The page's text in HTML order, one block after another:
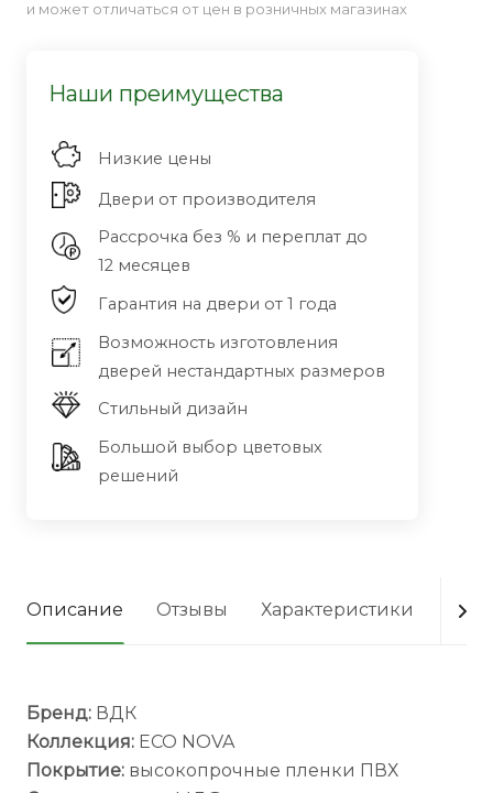
и может отличаться от цен в розничных магазинах
Наши преимущества
Низкие цены
Двери от производителя
Рассрочка без % и переплат до
12 месяцев
Гарантия на двери от 1 года
Возможность изготовления
дверей нестандартных размеров
Стильный дизайн
Большой выбор цветовых
решений
Описание Отзывы Характеристики
Бренд: ВДК
Коллекция: ECO NOVA
Покрытие: высокопрочные пленки ПВХ